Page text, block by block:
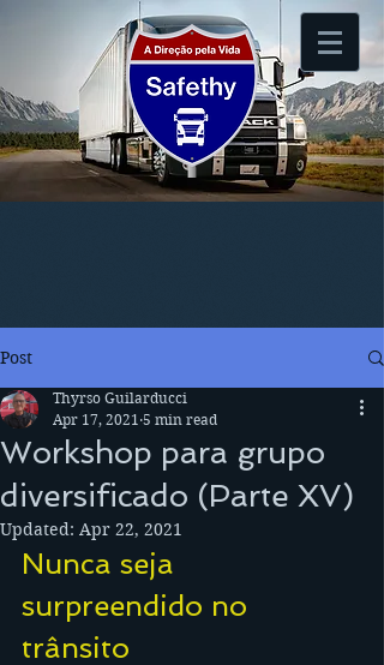
Post
Workshop para grupo
diversificado (Parte XV)
Thyrso Guilarducci
Apr 17, 2021 5 min read
Updated: Apr 22, 2021
Nunca seja
surpreendido no
trânsito